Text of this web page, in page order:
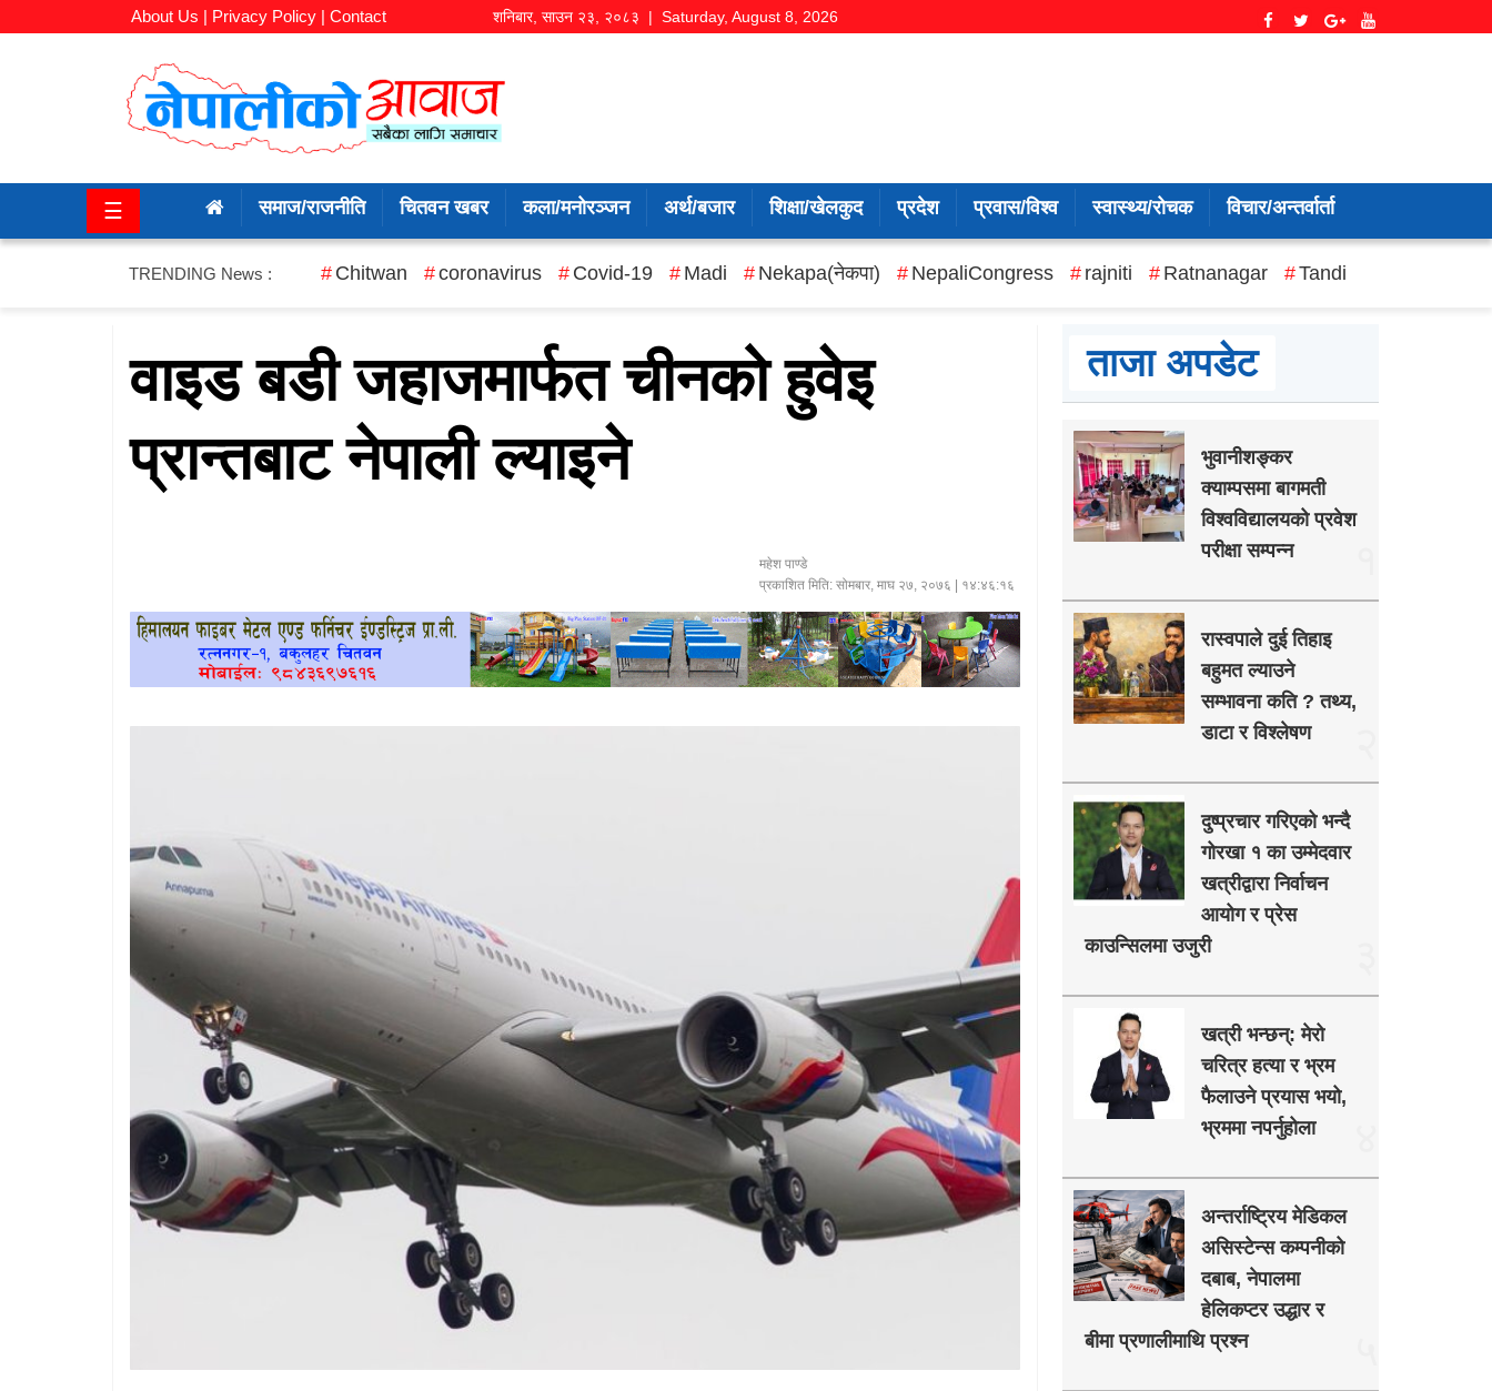
About Us | Privacy Policy | Contact शनिबार, साउन २३, २०८३ | Saturday, August 8, 2026
राजनीति
☰ समाज/राजनीति चितवन खबर कला/मनोरञ्जन अर्थ/बजार शिक्षा/खेलकुद प्रदेश प्रवास/विश्व स्वास्थ्य/रोचक विचार/अन्तर्वार्ता
TRENDING News : Chitwan coronavirus Covid-19 Madi Nekapa(नेकपा) NepaliCongress rajniti Ratnanagar Tandi
वाइड बडी जहाजमार्फत चीनको हुवेइ
प्रान्तबाट नेपाली ल्याइने
महेश पाण्डे
प्रकाशित मिति:सोमबार, माघ २७, २०७६ | १४:४६:१६
ताजा अपडेट
भुवानीशङ्कर
क्याम्पसमा बागमती
विश्वविद्यालयको प्रवेश
परीक्षा सम्पन्न
रास्वपाले दुई तिहाइ
बहुमत ल्याउने
सम्भावना कति ? तथ्य,
डाटा र विश्लेषण
दुष्प्रचार गरिएको भन्दै
गोरखा १ का उम्मेदवार
खत्रीद्वारा निर्वाचन
आयोग र प्रेस
काउन्सिलमा उजुरी
खत्री भन्छन्: मेरो
चरित्र हत्या र भ्रम
फैलाउने प्रयास भयो,
भ्रममा नपर्नुहोला
अन्तर्राष्ट्रिय मेडिकल
असिस्टेन्स कम्पनीको
दबाब, नेपालमा
हेलिकप्टर उद्धार र
बीमा प्रणालीमाथि प्रश्न